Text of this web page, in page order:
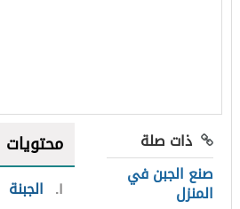
ذات صلة
صنع الجبن في
المنزل
محتويات
١ الجبنة